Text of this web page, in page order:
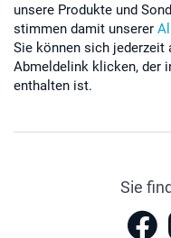
unsere Produkte und
stimmen damit unserer
Sie können sich jederzeit
Abmeldelink klicken, der
enthalten ist.
Sie